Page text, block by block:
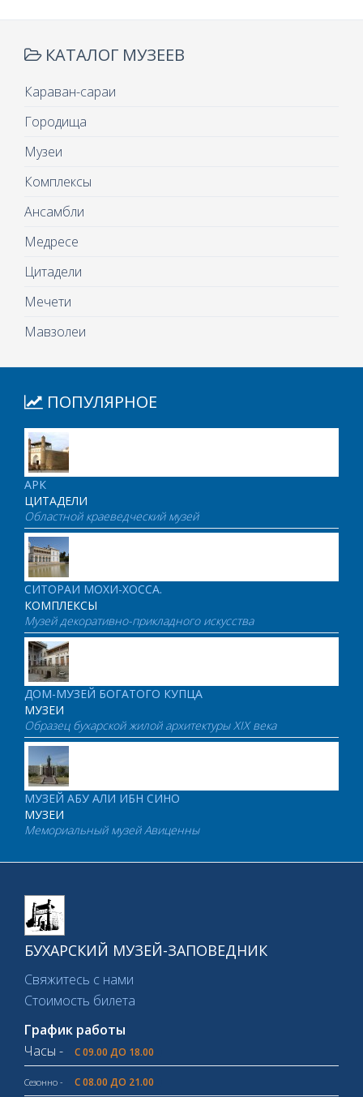
КАТАЛОГ МУЗЕЕВ
Караван-сараи
Городища
Музеи
Комплексы
Ансамбли
Медресе
Цитадели
Мечети
Мавзолеи
ПОПУЛЯРНОЕ
АРК
ЦИТАДЕЛИ
Областной краеведческий музей
СИТОРАИ МОХИ-ХОССА.
КОМПЛЕКСЫ
Музей декоративно-прикладного искусства
ДОМ-МУЗЕЙ БОГАТОГО КУПЦА
МУЗЕИ
Образец бухарской жилой архитектуры XIX века
МУЗЕЙ АБУ АЛИ ИБН СИНО
МУЗЕИ
Мемориальный музей Авиценны
БУХАРСКИЙ МУЗЕЙ-ЗАПОВЕДНИК
Свяжитесь с нами
Стоимость билета
График работы
Часы -
С 09.00 ДО 18.00
Сезонно - С 08.00 ДО 21.00